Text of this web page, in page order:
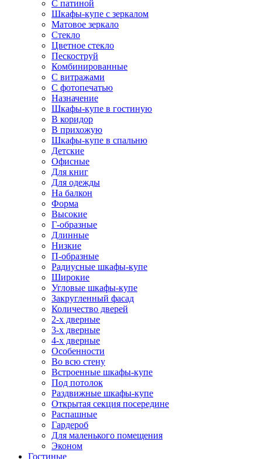
С патиной
Шкафы-купе с зеркалом
Матовое зеркало
Стекло
Цветное стекло
Пескоструй
Комбинированные
С витражами
С фотопечатью
Назначение
Шкафы-купе в гостиную
В коридор
В прихожую
Шкафы-купе в спальню
Детские
Офисные
Для книг
Для одежды
На балкон
Форма
Высокие
Г-образные
Длинные
Низкие
П-образные
Радиусные шкафы-купе
Широкие
Угловые шкафы-купе
Закругленный фасад
Количество дверей
2-х дверные
3-х дверные
4-х дверные
Особенности
Во всю стену
Встроенные шкафы-купе
Под потолок
Раздвижные шкафы-купе
Открытая секция посередине
Распашные
Гардероб
Для маленького помещения
Эконом
Гостиные